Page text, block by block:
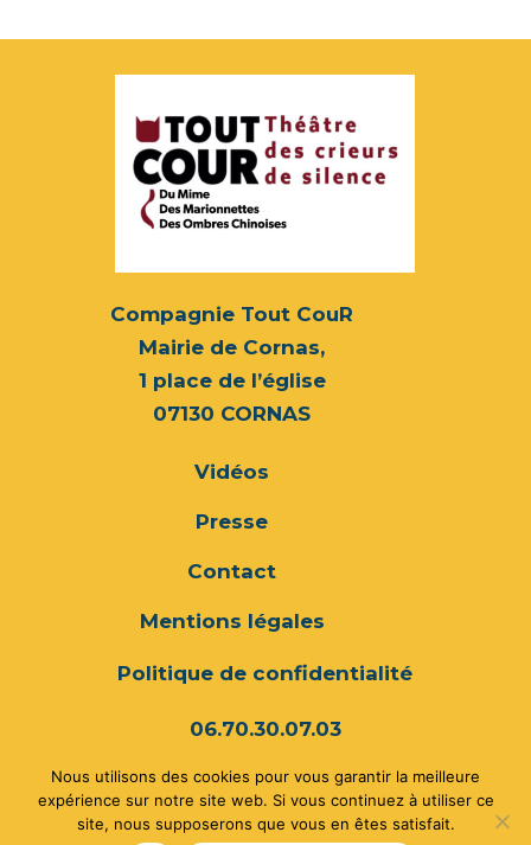
Compagnie Tout CouR
Mairie de Cornas,
1 place de l’église
07130 CORNAS
Vidéos
Presse
Contact
Mentions légales
Politique de confidentialité
06.70.30.07.03
compagnietoutcour@gmail.com
Nous utilisons des cookies pour vous garantir la meilleure
expérience sur notre site web. Si vous continuez à utiliser ce
site, nous supposerons que vous en êtes satisfait.